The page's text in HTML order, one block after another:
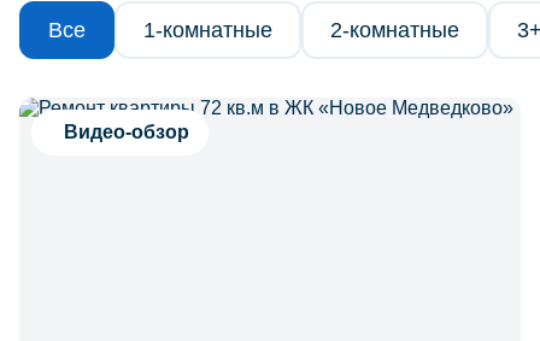
Все 1-комнатные 2-комнатные
Видео-обзор